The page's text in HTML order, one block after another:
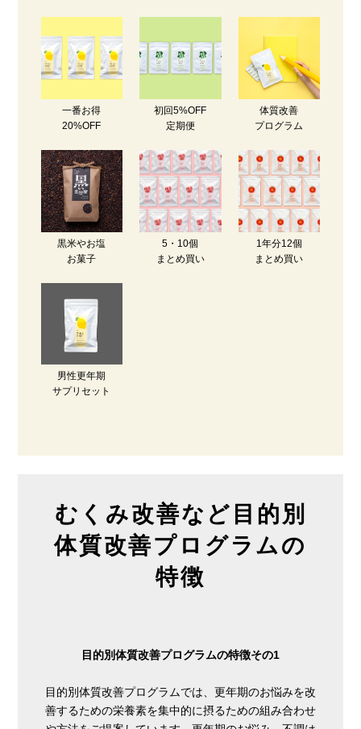
一番お得
20%OFF
初回5%OFF
定期便
体質改善
プログラム
黒米やお塩
お菓子
5・10個
まとめ買い
1年分12個
まとめ買い
男性更年期
サプリセット
むくみ改善など目的別
体質改善プログラムの
特徴
目的別体質改善プログラムの特徴その1
目的別体質改善プログラムでは、更年期のお悩みを改
善するための栄養素を集中的に摂るための組み合わせ